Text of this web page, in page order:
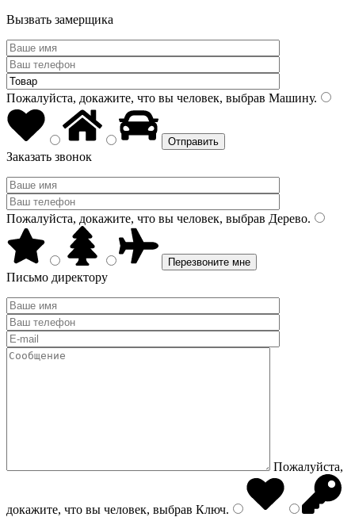
Вызвать замерщика
Пожалуйста, докажите, что вы человек, выбрав Машину.
Заказать звонок
Пожалуйста, докажите, что вы человек, выбрав Дерево.
Письмо директору
Пожалуйста,
докажите, что вы человек, выбрав Ключ.